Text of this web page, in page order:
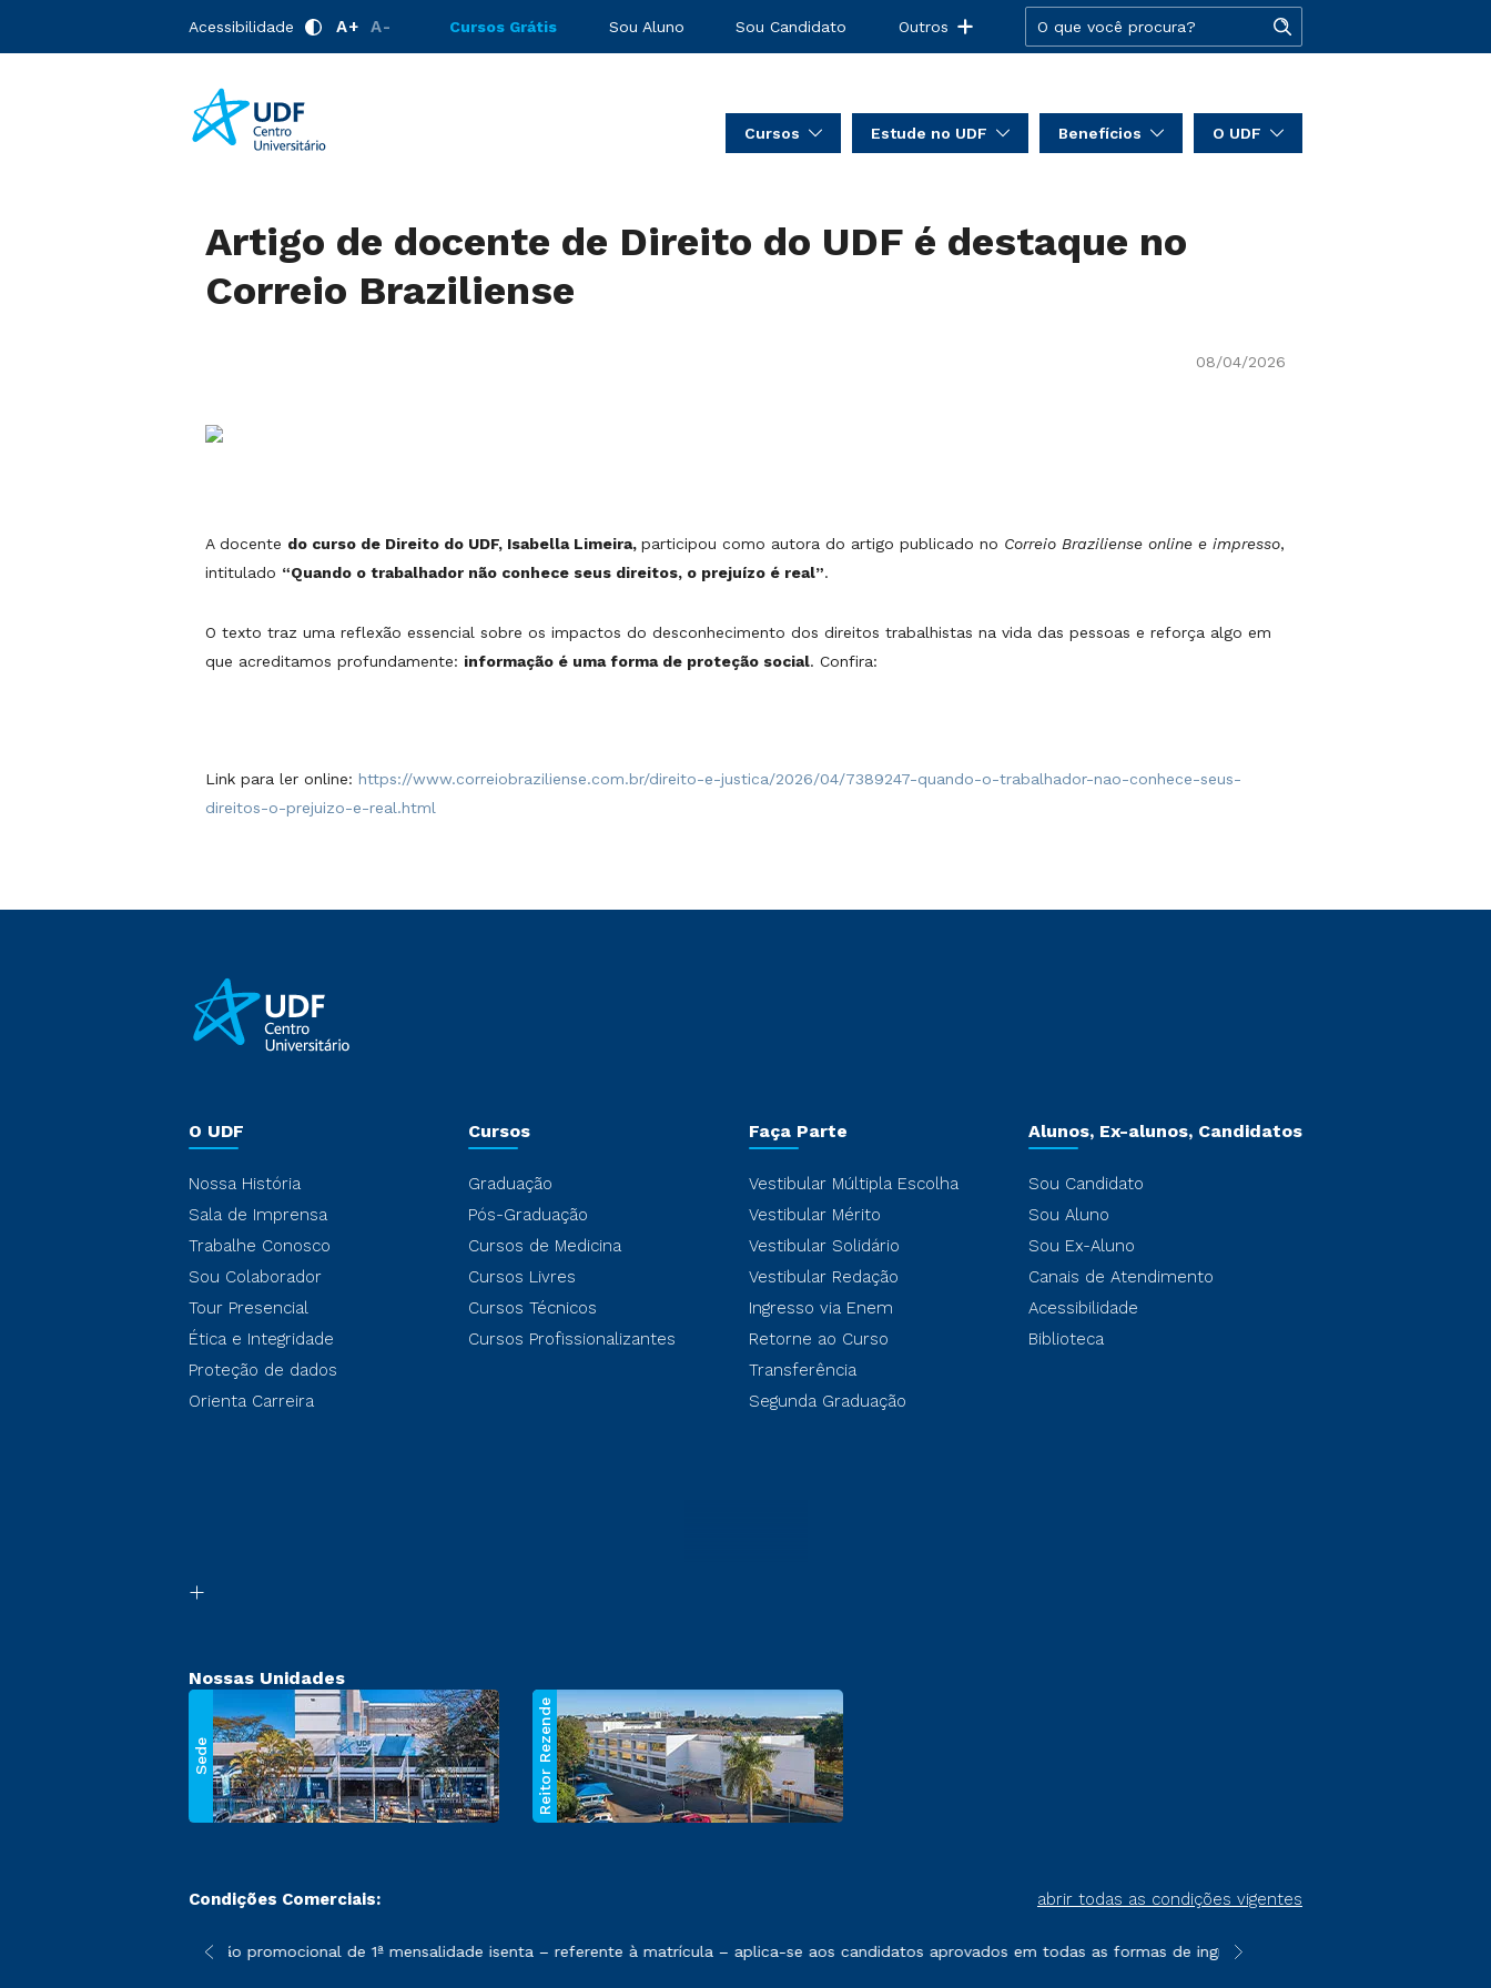
Acessibilidade A+ A- Cursos Grátis Sou Aluno Sou Candidato Outros
Cursos Estude no UDF Benefícios O UDF
Artigo de docente de Direito do UDF é destaque no
Correio Braziliense
08/04/2026
A docente do curso de Direito do UDF, Isabella Limeira, participou como autora do artigo publicado no Correio Braziliense online e impresso,
intitulado “Quando o trabalhador não conhece seus direitos, o prejuízo é real”.
O texto traz uma reflexão essencial sobre os impactos do desconhecimento dos direitos trabalhistas na vida das pessoas e reforça algo em
que acreditamos profundamente: informação é uma forma de proteção social. Confira:
Link para ler online: https://www.correiobraziliense.com.br/direito-e-justica/2026/04/7389247-quando-o-trabalhador-nao-conhece-seus-
direitos-o-prejuizo-e-real.html
O UDF
Nossa História
Sala de Imprensa
Trabalhe Conosco
Sou Colaborador
Tour Presencial
Ética e Integridade
Proteção de dados
Orienta Carreira
Cursos
Graduação
Pós-Graduação
Cursos de Medicina
Cursos Livres
Cursos Técnicos
Cursos Profissionalizantes
Faça Parte
Vestibular Múltipla Escolha
Vestibular Mérito
Vestibular Solidário
Vestibular Redação
Ingresso via Enem
Retorne ao Curso
Transferência
Segunda Graduação
Alunos, Ex-alunos, Candidatos
Sou Candidato
Sou Aluno
Sou Ex-Aluno
Canais de Atendimento
Acessibilidade
Biblioteca
Nossas Unidades
Sede Reitor Rezende
Condições Comerciais: abrir todas as condições vigentes
sofrer alterações nos períodos de rematrícula conforme exposto no contrato de prestação de serviços.
*A condição promocional de 1ª mensalidade isenta – referente à matrícula – aplica-se aos candidatos aprovados em todas as formas de ingresso, exceto na prova on-line ou
**Semipresencial é um formato do